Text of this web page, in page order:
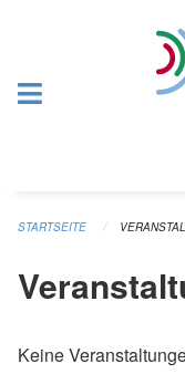
STARTSEITE
Keine